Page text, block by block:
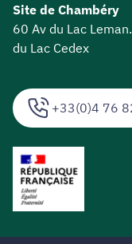
+33(0)4 76
Site de Chambéry
60 Av du Lac
du Lac Cedex